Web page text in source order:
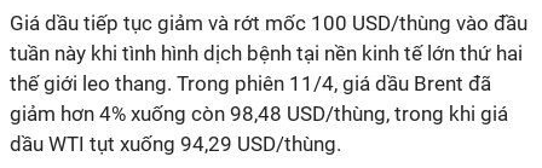
Giá dầu tiếp tục giảm và rớt mốc 100 USD/thùng vào đầu
tuần này khi tình hình dịch bệnh tại nền kinh tế lớn thứ hai
thế giới leo thang. Trong phiên 11/4, giá dầu Brent đã
giảm hơn 4% xuống còn 98,48 USD/thùng, trong khi giá
dầu WTI tụt xuống 94,29 USD/thùng.